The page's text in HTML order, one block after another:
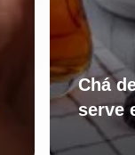
Chá
serve